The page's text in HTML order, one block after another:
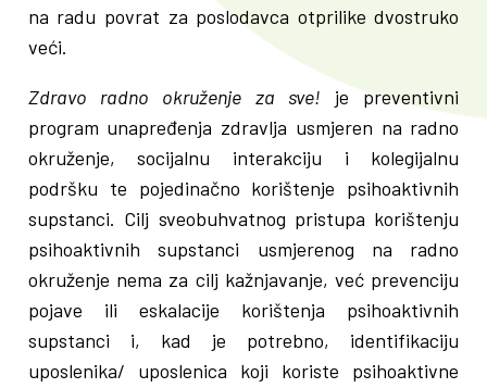
na radu povrat za poslodavca otprilike dvostruko
veći.
Zdravo radno okruženje za sve! je preventivni
program unapređenja zdravlja usmjeren na radno
okruženje, socijalnu interakciju i kolegijalnu
podršku te pojedinačno korištenje psihoaktivnih
supstanci. Cilj sveobuhvatnog pristupa korištenju
psihoaktivnih supstanci usmjerenog na radno
okruženje nema za cilj kažnjavanje, već prevenciju
pojave ili eskalacije korištenja psihoaktivnih
supstanci i, kad je potrebno, identifikaciju
uposlenika/ uposlenica koji koriste psihoaktivne